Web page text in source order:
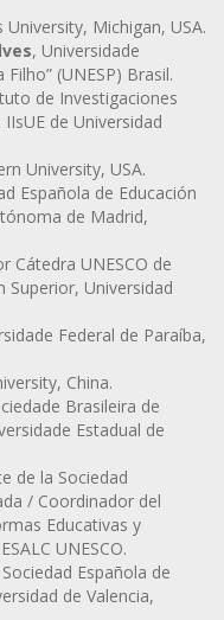
University, Michigan, USA.
, Universidade
(UNESP) Brasil.
de Investigaciones
de Universidad
University, USA.
Española de Educación
de Madrid,
Cátedra UNESCO de
Superior, Universidad
Federal de Paraíba,
China.
Brasileira de
Estadual de
de la Sociedad
/ Coordinador del
Educativas y
UNESCO.
Española de
de Valencia,